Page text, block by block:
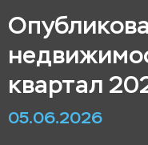
квартал
05.06.2026